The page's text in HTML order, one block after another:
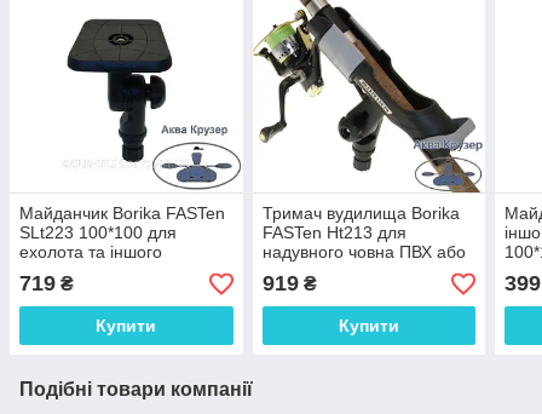
Майданчик Borika FASTen
SLt223 100*100 для
ехолота та іншого
обладнання з поворотно-
похилим механізмом,
ц.чорний (SLt223)
719 ₴
Купити
Тримач вудилища Borika
FASTen Ht213 для
надувного човна ПВХ або
катера, колір чорний
919₴
Купити
399
Подібні товари компанії